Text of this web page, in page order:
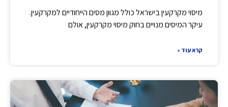
מיסוי מקרקעין בישראל כולל מגוון מסים הייחודיים למקרקעין.
עיקר המיסים מנויים בחוק מיסוי מקרקעין, אולם
קרא עוד »